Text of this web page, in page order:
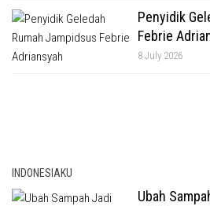
Penyidik
Febrie
8 July 2026
INDONESIAKU
Ubah